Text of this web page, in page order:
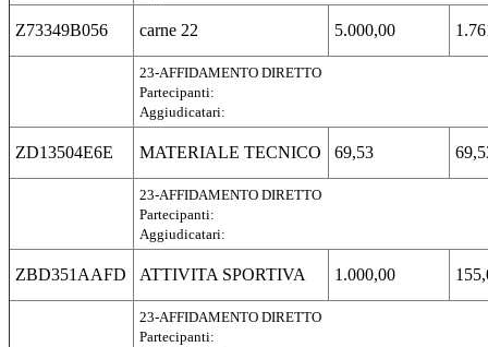
Z73349B056 carne 22 5.000,00
23-AFFIDAMENTO DIRETTO
Partecipanti:
Aggiudicatari:
ZD13504E6E MATERIALE TECNICO 69,53
23-AFFIDAMENTO DIRETTO
Partecipanti:
Aggiudicatari:
ZBD351AAFD ATTIVITA SPORTIVA 1.000,00
23-AFFIDAMENTO DIRETTO
Partecipanti: